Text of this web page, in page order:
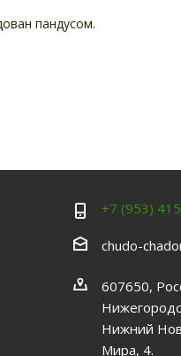
пандусом.
+7 (953)
chudo-
607650,
Нижний
Мира, 4.